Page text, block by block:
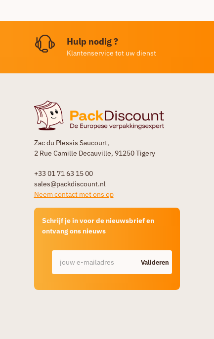
Hulp nodig ?
Klantenservice tot uw dienst
Zac du Plessis Saucourt,
2 Rue Camille Decauville, 91250 Tigery
+33 01 71 63 15 00
sales@packdiscount.nl
Neem contact met ons op
Schrijf je in voor de nieuwsbrief en
ontvang ons nieuws
Valideren